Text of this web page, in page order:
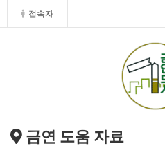
접속자
금연 도움 자료